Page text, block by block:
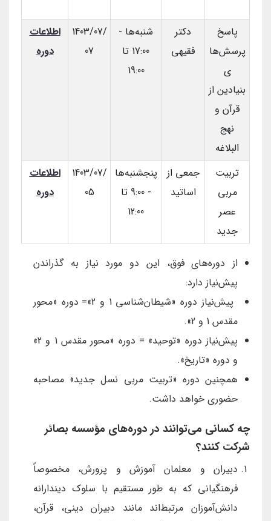
پاسخ
پرسش‌ها
ی
بنیادین از
قرآن و
نهج
البلاغه
دکتر
فقیهی
شنبه‌ها -
17:00 تا
19:00
1403/07/
07
اطلاعات
دوره
تربیت
مربی
عصر
جدید
جمعی از
اساتید
پنجشنبه‌ها
- 9:00 تا
12:00
1403/07/
05
اطلاعات
دوره
از دوره‌های فوق، این دو مورد نیاز به گذراندن
پیش‌نیاز دارد:
پیش‌نیاز دوره «شیطان‌شناسی 1 و 2»= دوره «محور
مقدس 1 و 2».
پیش‌نیاز دوره «توحید» = دوره «محور مقدس 1 و 2»
و دوره «تاریخ».
همچنین دوره «تربیت مربی نسل جدید» مصاحبه
حضوری خواهد داشت.
چه کسانی می‌توانند در دوره‌های مؤسسه بصائر
شرکت کنند؟
دبیران و معلمان آموزش و پرورش، مخصوصاً
فرهنگیانی که به طور مستقیم با سلوک دیندارانه
دانش‌آموزان مرتبط‌اند مانند دبیران دینی، قرآن،